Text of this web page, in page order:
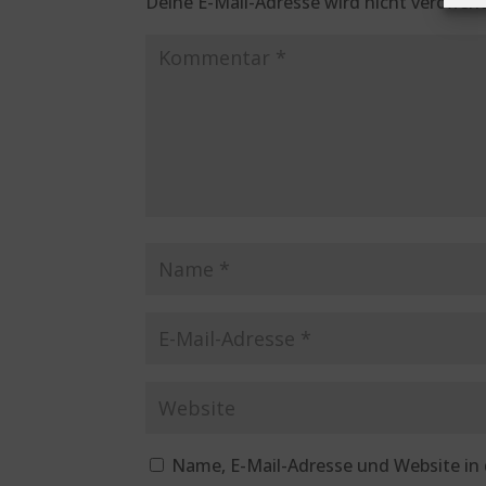
Name, E-Mail-Adresse und Website